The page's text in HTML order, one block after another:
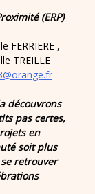
(ERP)
FERRIERE ,
TREILLE
découvrons
pas certes,
en
soit plus
retrouver